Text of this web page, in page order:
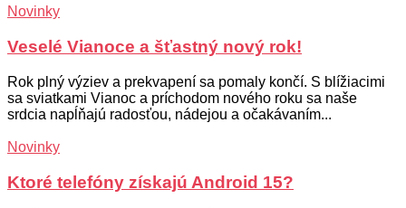
Novinky
Veselé Vianoce a šťastný nový rok!
Rok plný výziev a prekvapení sa pomaly končí. S blížiacimi
sa sviatkami Vianoc a príchodom nového roku sa naše
srdcia napĺňajú radosťou, nádejou a očakávaním...
Novinky
Ktoré telefóny získajú Android 15?